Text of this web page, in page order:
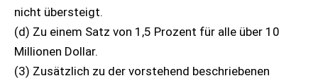
nicht übersteigt.
(d) Zu einem Satz von 1,5 Prozent für alle über 10
Millionen Dollar.
(3) Zusätzlich zu der vorstehend beschriebenen